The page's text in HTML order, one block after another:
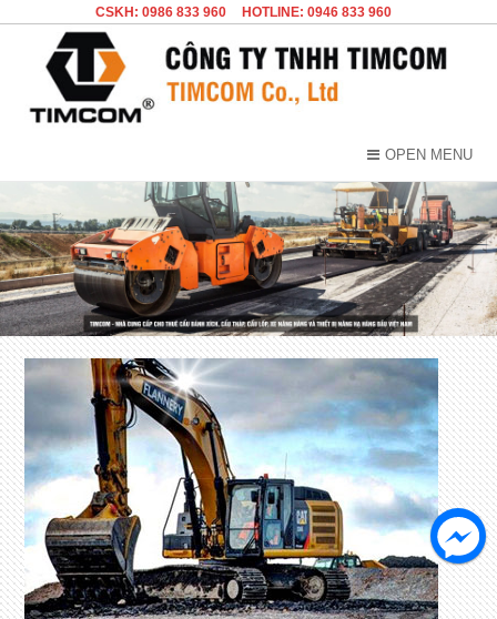
CSKH: 0986 833 960 HOTLINE: 0946 833 960
OPEN MENU